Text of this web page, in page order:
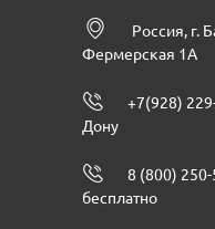
Россия, г.
Фермерская 1А
+7(928)
Дону
8 (800)
бесплатно